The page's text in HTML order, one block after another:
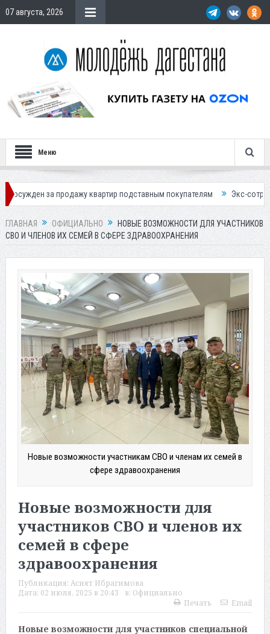
07 августа, 2026
Меню
продажу квартир подставным покупателям Экс-сотрудница
ГЛАВНАЯ ОФИЦИАЛЬНО
НОВЫЕ ВОЗМОЖНОСТИ ДЛЯ УЧАСТНИКОВ
СВО И ЧЛЕНОВ ИХ СЕМЕЙ В СФЕРЕ ЗДРАВООХРАНЕНИЯ
Новые возможности участникам СВО и членам их семей в
сфере здравоохранения
Новые возможности для
участников СВО и членов их
семей в сфере
здравоохранения
Публикация: Асият Ибрагимова
Дата: 02 июля, 2025 в 20:43 в: Официально
Печать
Email
Новые возможности для участников специальной